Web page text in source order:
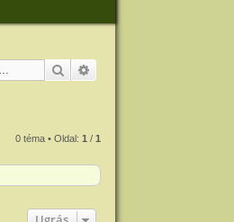
Keresés
0 téma • Oldal:1 /1